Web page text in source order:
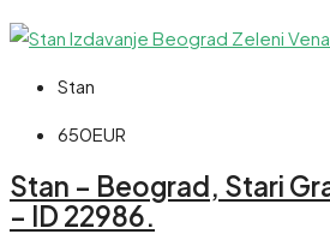
Stan
650EUR
Stan – Beograd, Stari
– ID 22986.